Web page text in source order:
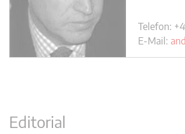
Telefon:
E-Mail:
Editorial